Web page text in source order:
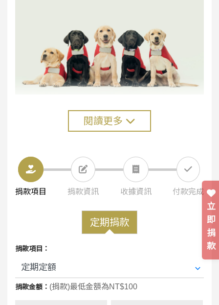
閱讀更多
捐款項目 捐款資訊 收據資訊 付款完成
定期捐款
捐款項目：
捐款金額： (捐款)最低金額為NT$100
立
即
捐
款